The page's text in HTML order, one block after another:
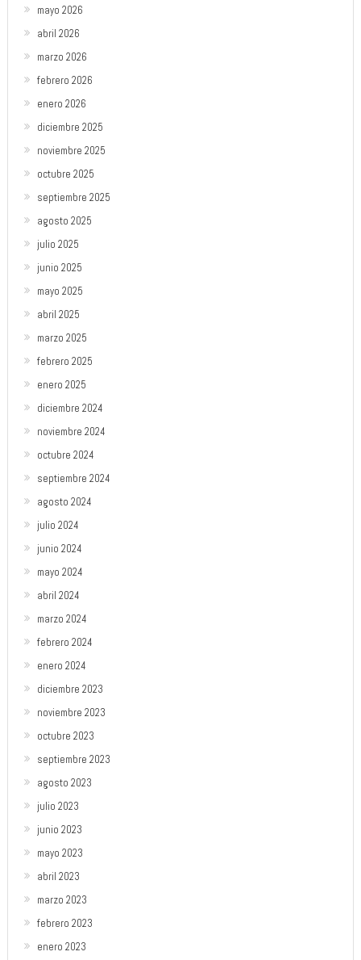
mayo 2026
abril 2026
marzo 2026
febrero 2026
enero 2026
diciembre 2025
noviembre 2025
octubre 2025
septiembre 2025
agosto 2025
julio 2025
junio 2025
mayo 2025
abril 2025
marzo 2025
febrero 2025
enero 2025
diciembre 2024
noviembre 2024
octubre 2024
septiembre 2024
agosto 2024
julio 2024
junio 2024
mayo 2024
abril 2024
marzo 2024
febrero 2024
enero 2024
diciembre 2023
noviembre 2023
octubre 2023
septiembre 2023
agosto 2023
julio 2023
junio 2023
mayo 2023
abril 2023
marzo 2023
febrero 2023
enero 2023